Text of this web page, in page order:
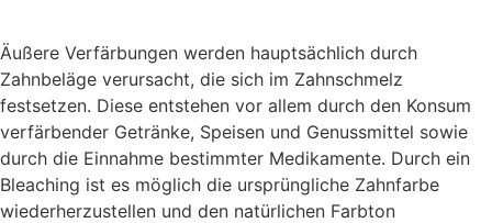
Äußere Verfärbungen werden hauptsächlich durch
Zahnbeläge verursacht, die sich im Zahnschmelz
festsetzen. Diese entstehen vor allem durch den Konsum
verfärbender Getränke, Speisen und Genussmittel sowie
durch die Einnahme bestimmter Medikamente. Durch ein
Bleaching ist es möglich die ursprüngliche Zahnfarbe
wiederherzustellen und den natürlichen Farbton